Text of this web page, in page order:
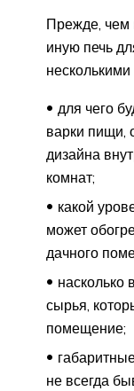
Прежде, чем
иную печь
для чего
варки пищи,
дизайна
комнат;
какой
может
дачного
насколько
сырья,
помещение;
не всегда